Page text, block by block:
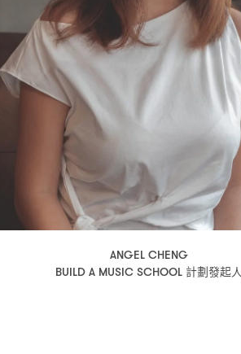
ANGEL CHENG
BUILD A MUSIC SCHOOL 計劃發起人